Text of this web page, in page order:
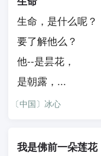
生命，是什么呢？
要了解他么？
他--是昙花，
是朝露，...
〔中国〕冰心
我是佛前一朵莲花